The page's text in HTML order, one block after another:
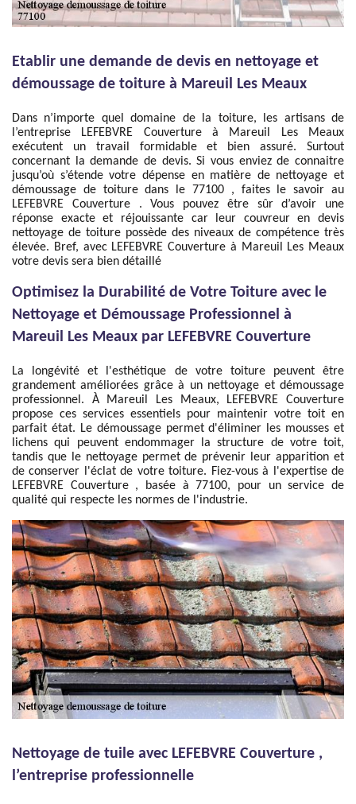
Etablir une demande de devis en nettoyage et
démoussage de toiture à Mareuil Les Meaux
Dans n’importe quel domaine de la toiture, les artisans de
l’entreprise LEFEBVRE Couverture à Mareuil Les Meaux
exécutent un travail formidable et bien assuré. Surtout
concernant la demande de devis. Si vous enviez de connaitre
jusqu’où s’étende votre dépense en matière de nettoyage et
démoussage de toiture dans le 77100 , faites le savoir au
LEFEBVRE Couverture . Vous pouvez être sûr d’avoir une
réponse exacte et réjouissante car leur couvreur en devis
nettoyage de toiture possède des niveaux de compétence très
élevée. Bref, avec LEFEBVRE Couverture à Mareuil Les Meaux
votre devis sera bien détaillé
Optimisez la Durabilité de Votre Toiture avec le
Nettoyage et Démoussage Professionnel à
Mareuil Les Meaux par LEFEBVRE Couverture
La longévité et l'esthétique de votre toiture peuvent être
grandement améliorées grâce à un nettoyage et démoussage
professionnel. À Mareuil Les Meaux, LEFEBVRE Couverture
propose ces services essentiels pour maintenir votre toit en
parfait état. Le démoussage permet d'éliminer les mousses et
lichens qui peuvent endommager la structure de votre toit,
tandis que le nettoyage permet de prévenir leur apparition et
de conserver l'éclat de votre toiture. Fiez-vous à l'expertise de
LEFEBVRE Couverture , basée à 77100, pour un service de
qualité qui respecte les normes de l'industrie.
Nettoyage de tuile avec LEFEBVRE Couverture ,
l’entreprise professionnelle